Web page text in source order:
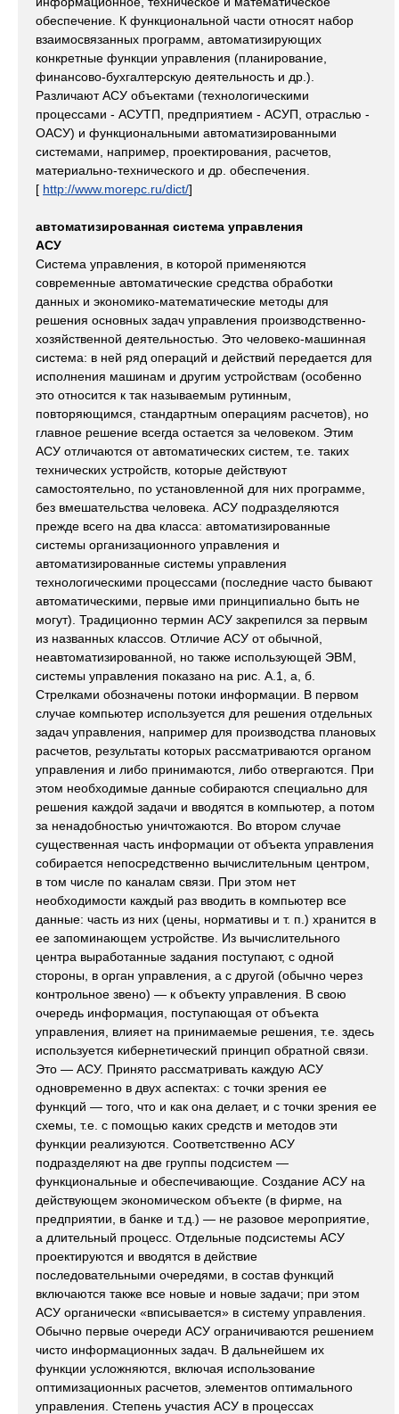
обеспечение. К функциональной части относят набор
взаимосвязанных программ, автоматизирующих
конкретные функции управления (планирование,
финансово-бухгалтерскую деятельность и др.).
Различают АСУ объектами (технологическими
процессами - АСУТП, предприятием - АСУП, отраслью -
ОАСУ) и функциональными автоматизированными
системами, например, проектирования, расчетов,
материально-технического и др. обеспечения.
[ http://www.morepc.ru/dict/]
автоматизированная система управления
АСУ
Система управления, в которой применяются
современные автоматические средства обработки
данных и экономико-математические методы для
решения основных задач управления производственно-
хозяйственной деятельностью. Это человеко-машинная
система: в ней ряд операций и действий передается для
исполнения машинам и другим устройствам (особенно
это относится к так называемым рутинным,
повторяющимся, стандартным операциям расчетов), но
главное решение всегда остается за человеком. Этим
АСУ отличаются от автоматических систем, т.е. таких
технических устройств, которые действуют
самостоятельно, по установленной для них программе,
без вмешательства человека. АСУ подразделяются
прежде всего на два класса: автоматизированные
системы организационного управления и
автоматизированные системы управления
технологическими процессами (последние часто бывают
автоматическими, первые ими принципиально быть не
могут). Традиционно термин АСУ закрепился за первым
из названных классов. Отличие АСУ от обычной,
неавтоматизированной, но также использующей ЭВМ,
системы управления показано на рис. А.1, а, б.
Стрелками обозначены потоки информации. В первом
случае компьютер используется для решения отдельных
задач управления, например для производства плановых
расчетов, результаты которых рассматриваются органом
управления и либо принимаются, либо отвергаются. При
этом необходимые данные собираются специально для
решения каждой задачи и вводятся в компьютер, а потом
за ненадобностью уничтожаются. Во втором случае
существенная часть информации от объекта управления
собирается непосредственно вычислительным центром,
в том числе по каналам связи. При этом нет
необходимости каждый раз вводить в компьютер все
данные: часть из них (цены, нормативы и т. п.) хранится в
ее запоминающем устройстве. Из вычислительного
центра выработанные задания поступают, с одной
стороны, в орган управления, а с другой (обычно через
контрольное звено) — к объекту управления. В свою
очередь информация, поступающая от объекта
управления, влияет на принимаемые решения, т.е. здесь
используется кибернетический принцип обратной связи.
Это — АСУ. Принято рассматривать каждую АСУ
одновременно в двух аспектах: с точки зрения ее
функций — того, что и как она делает, и с точки зрения ее
схемы, т.е. с помощью каких средств и методов эти
функции реализуются. Соответственно АСУ
подразделяют на две группы подсистем —
функциональные и обеспечивающие. Создание АСУ на
действующем экономическом объекте (в фирме, на
предприятии, в банке и т.д.) — не разовое мероприятие,
а длительный процесс. Отдельные подсистемы АСУ
проектируются и вводятся в действие
последовательными очередями, в состав функций
включаются также все новые и новые задачи; при этом
АСУ органически «вписывается» в систему управления.
Обычно первые очереди АСУ ограничиваются решением
чисто информационных задач. В дальнейшем их
функции усложняются, включая использование
оптимизационных расчетов, элементов оптимального
управления. Степень участия АСУ в процессах